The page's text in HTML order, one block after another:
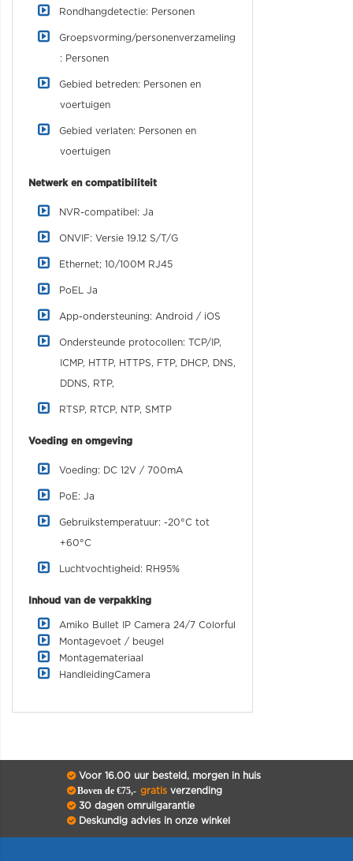
Rondhangdetectie: Personen
Groepsvorming/personenverzameling
: Personen
Gebied betreden: Personen en
voertuigen
Gebied verlaten: Personen en
voertuigen
Netwerk en compatibiliteit
NVR-compatibel: Ja
ONVIF: Versie 19.12 S/T/G
Ethernet; 10/100M RJ45
PoEL Ja
App-ondersteuning: Android / iOS
Ondersteunde protocollen: TCP/IP,
ICMP, HTTP, HTTPS, FTP, DHCP, DNS,
DDNS, RTP,
RTSP, RTCP, NTP, SMTP
Voeding en omgeving
Voeding: DC 12V / 700mA
PoE: Ja
Gebruikstemperatuur: -20°C tot
+60°C
Luchtvochtigheid: RH95%
Inhoud van de verpakking
Amiko Bullet IP Camera 24/7 Colorful
Montagevoet / beugel
Montagemateriaal
HandleidingCamera
Voor 16.00 uur besteld, morgen in huis
Boven de €75,- gratisverzending
30 dagen omruilgarantie
Deskundig advies in onze winkel